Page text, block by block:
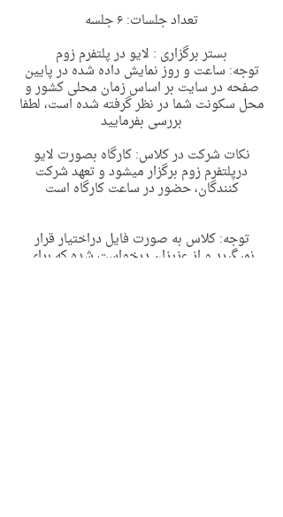
تعداد جلسات: ۶ جلسه
بستر برگزاری : لایو در پلتفرم زوم
توجه: ساعت و روز نمایش داده شده در پایین
صفحه در سایت بر اساس زمان محلی کشور و
محل سکونت شما در نظر گرفته شده است، لطفا
بررسی بفرمایید
نکات شرکت در کلاس: کارگاه بصورت لایو
درپلتفرم زوم برگزار میشود و تعهد شرکت
کنندگان، حضور در ساعت کارگاه است
توجه: کلاس به صورت فایل دراختیار قرار
نمیگیرد و از عزیزان درخواست شده که برای